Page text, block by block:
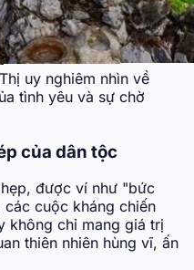
uy nghiêm nhìn về
tình yêu và sự chờ
của dân tộc
được ví như "bức
cuộc kháng chiến
không chỉ mang giá trị
thiên nhiên hùng vĩ, ấn